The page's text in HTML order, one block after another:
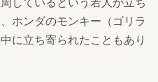
しているという若人が立ち
ホンダのモンキー（ゴリラ
に立ち寄られたこともあり